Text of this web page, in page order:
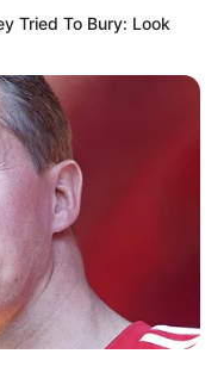
Information
im Internet:
Stralsund
Tried To Bury: Look